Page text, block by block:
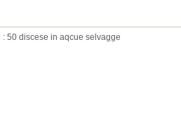
50 discese in aqcue selvagge